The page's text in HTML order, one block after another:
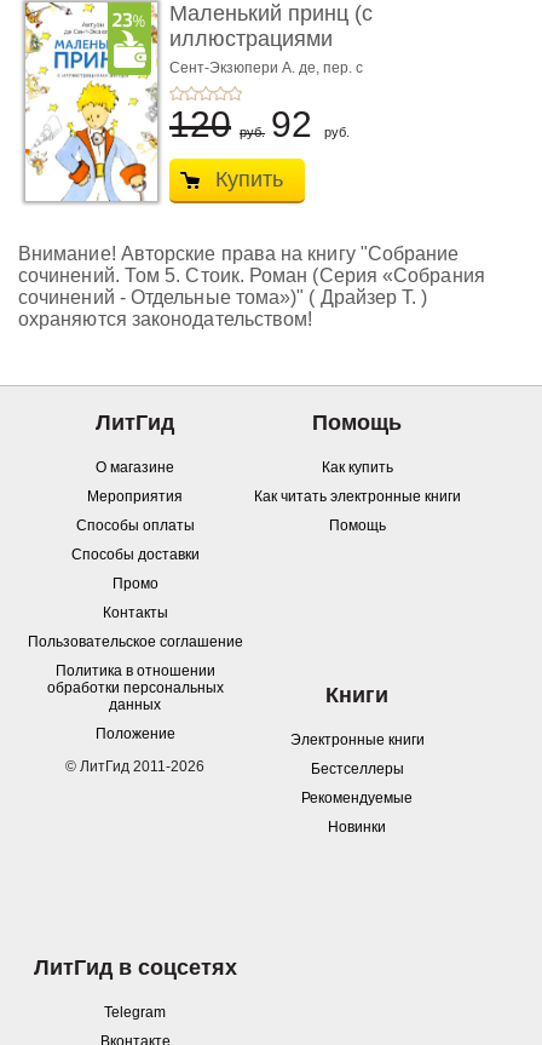
Маленький принц (с
иллюстрациями
автора)
Сент-Экзюпери А. де, пер. с
франц. Норы Галь
120 руб. 92 руб.
Купить
Внимание! Авторские права на книгу "Собрание
сочинений. Том 5. Стоик. Роман (Серия «Собрания
сочинений - Отдельные тома»)" ( Драйзер Т. )
охраняются законодательством!
ЛитГид
О магазине
Мероприятия
Способы оплаты
Способы доставки
Промо
Контакты
Пользовательское соглашение
Политика в отношении
обработки персональных
данных
Положение
© ЛитГид 2011-2026
Помощь
Как купить
Как читать электронные книги
Помощь
Книги
Электронные книги
Бестселлеры
Рекомендуемые
Новинки
ЛитГид в соцсетях
Telegram
Вконтакте